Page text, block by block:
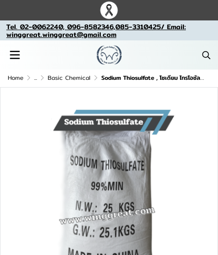
Tel. 02-0062240, 096-8582346,085-3310425/ Email:
winggreat.winggreat@gmail.com
Home ... Basic Chemical Sodium Thiosulfate , โซเดียม ไทรโอซัลเฟต